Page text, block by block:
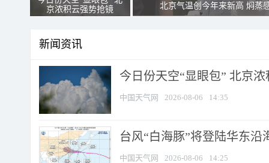
京浓积云强势抢镜
北京气温创今年来新高 焖蒸
新闻资讯
今日份天空“显眼包” 北京
中国天气网 2026-08-06 14:35
台风“白海豚”将登陆华东沿
中国天气网 2026-08-06 14:25